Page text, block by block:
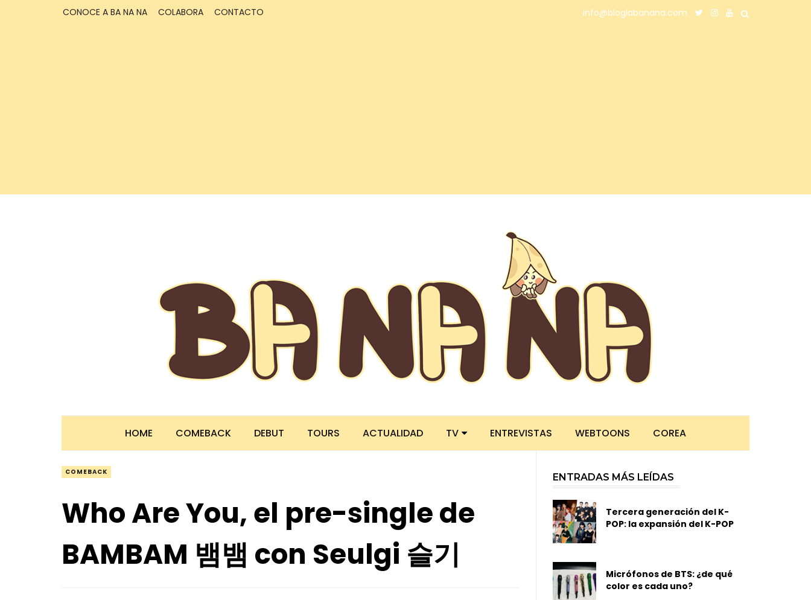
CONOCE A BA NA NA COLABORA CONTACTO info@bloglabanana.com
HOME COMEBACK DEBUT TOURS ACTUALIDAD TV ENTREVISTAS WEBTOONS COREA
COMEBACK
Who Are You, el pre-single de
BAMBAM 뱀뱀 con Seulgi 슬기
ENTRADAS MÁS LEÍDAS
Tercera generación del K-
POP: la expansión del K-POP
Micrófonos de BTS: ¿de qué
color es cada uno?